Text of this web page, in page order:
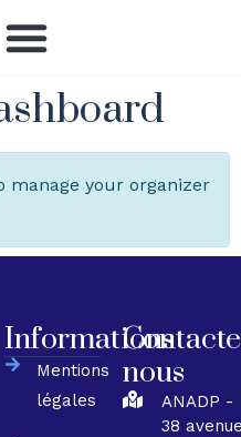
manage your organizer
Informations
Mentions
légales
nous
ANADP -
38